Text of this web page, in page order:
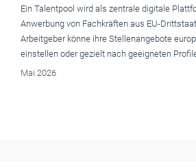
Ein Talentpool wird als zentrale digitale
Anwerbung von Fachkräften aus EU-
Arbeitgeber könne ihre Stellenangebote
einstellen oder gezielt nach geeigneten
Mai 2026